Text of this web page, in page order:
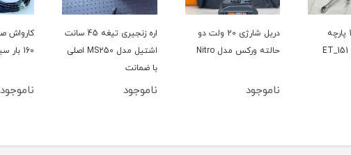
جعبه بکس 151 پارچه
دریل شارژی 20 ولت دو
حالته ورکس مدل Nitro
ناموجود
اره زنجیری تیغه 45 سانت
اشتیل مدل MS250 اصلی
با ضمانت
ناموجود
160 بار سینگل مدل YL100L
ناموجود